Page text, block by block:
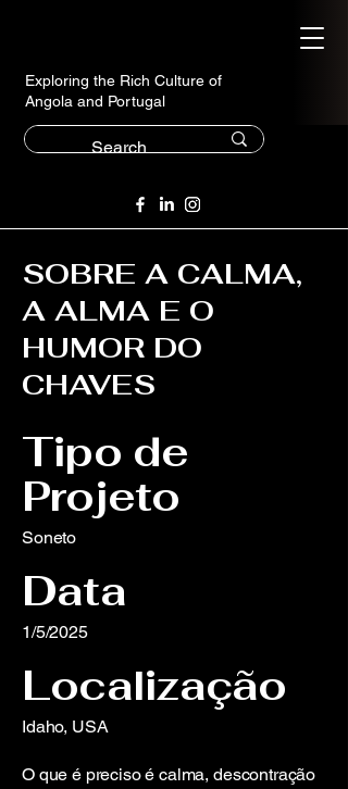
Exploring the Rich Culture of
Angola and Portugal
SOBRE A CALMA,
A ALMA E O
HUMOR DO
CHAVES
Tipo de
Projeto
Soneto
Data
1/5/2025
Localização
Idaho, USA
O que é preciso é calma, descontração